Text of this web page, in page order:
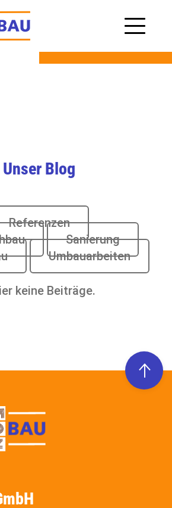
Unser Blog
Referenzen
Sanierung
Umbauarbeiten
keine Beiträge.